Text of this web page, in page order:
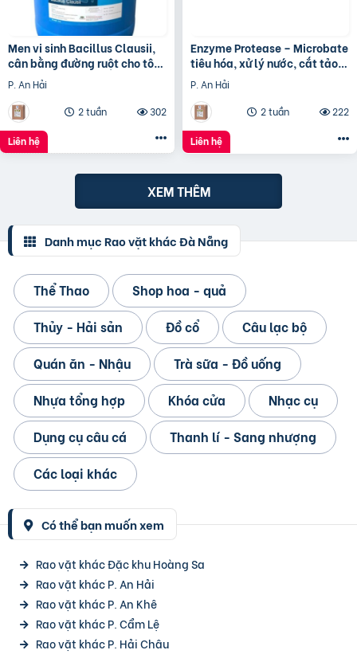
Men vi sinh Bacillus Clausii,
cân bằng đường ruột cho tôm
cá
P. An Hải
2 tuần
302
Liên hệ
Enzyme Protease – Microbate
tiêu hóa, xử lý nước, cắt tảo,
làm chất đệm kích hoạt vi
sinh trong thủy
P. An Hải
2 tuần
222
Liên hệ
XEM THÊM
Danh mục Rao vặt khác Đà Nẵng
Thể Thao
Shop hoa - quả
Thủy - Hải sản
Đồ cổ
Câu lạc bộ
Quán ăn - Nhậu
Trà sữa - Đồ uống
Nhựa tổng hợp
Khóa cửa
Nhạc cụ
Dụng cụ câu cá
Thanh lí - Sang nhượng
Các loại khác
Có thể bạn muốn xem
Rao vặt khác Đặc khu Hoàng Sa
Rao vặt khác P. An Hải
Rao vặt khác P. An Khê
Rao vặt khác P. Cẩm Lệ
Rao vặt khác P. Hải Châu